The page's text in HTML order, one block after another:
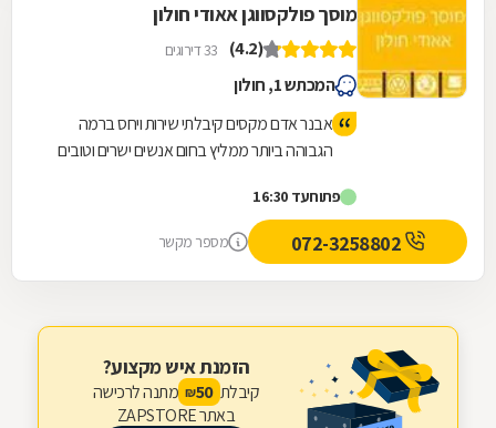
מוסך פולקסווגן אאודי חולון
(4.2) 33 דירוגים
המכתש 1, חולון
אבנר אדם מקסים קיבלתי שירות ויחס ברמה
הגבוהה ביותר ממליץ בחום אנשים ישרים וטובים
פתוחעד 16:30
מספר מקשר
הזמנת איש מקצוע?
קיבלת 50
₪ מתנה לרכישה
באתר ZAPSTORE